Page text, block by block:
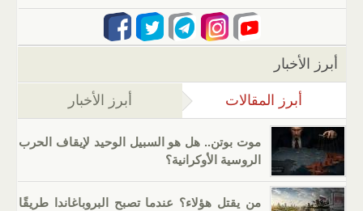
أبرز الأخبار
أبرز المقالات (علامة التبويب النشطة)
أبرز الأخبار
موت بوتن.. هل هو السبيل الوحيد لإيقاف الحرب
الروسية الأوكرانية؟
من يقتل هؤلاء؟ عندما تصبح البروباغاندا طريقًا